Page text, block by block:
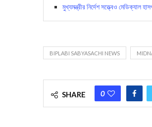
মুখ্যমন্ত্রীর নির্দেশ সত্ত্বেও মেডিক্যাল
BIPLABI SABYASACHI NEWS
SHARE 0